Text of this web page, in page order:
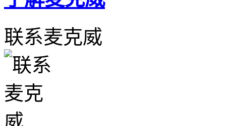
联系麦克威